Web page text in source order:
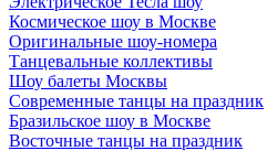
Космическое шоу в Москве
Оригинальные шоу-номера
Танцевальные коллективы
Шоу балеты Москвы
Современные танцы на праздник
Бразильское шоу в Москве
Восточные танцы на праздник